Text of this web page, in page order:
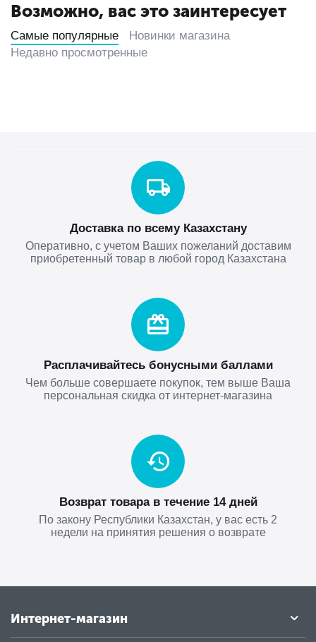
Возможно, вас это заинтересует
Самые популярные
Новинки магазина
Недавно просмотренные
Доставка по всему Казахстану
Оперативно, с учетом Ваших пожеланий доставим
приобретенный товар в любой город Казахстана
Расплачивайтесь бонусными баллами
Чем больше совершаете покупок, тем выше Ваша
персональная скидка от интернет-магазина
Возврат товара в течение 14 дней
По закону Республики Казахстан, у вас есть 2
недели на принятия решения о возврате
Интернет-магазин